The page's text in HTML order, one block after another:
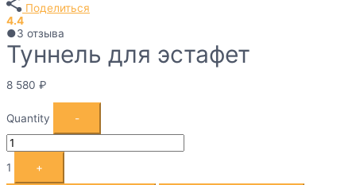
Поделиться
4.4
●3 отзыва
Туннель для эстафет
8 580 ₽
Quantity -
1 +